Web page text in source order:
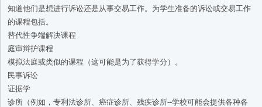
知道他们是想进行诉讼还是从事交易工作。为学生准备的诉讼或交易工作
的课程包括。
替代性争端解决课程
庭审辩护课程
模拟法庭或类似的课程（这可能是为了获得学分）。
民事诉讼
证据学
诊所（例如，专利法诊所、癌症诊所、残疾诊所--学校可能会提供各种各